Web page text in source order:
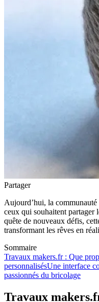
Partager
Aujourd’hui, la communauté
ceux qui souhaitent partager
quête de nouveaux défis,
transformant les rêves en
Sommaire
Travaux makers.fr : Que
personnalisésUne interface
passionnés du bricolage
Travaux